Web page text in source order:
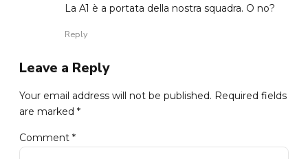
La A1 è a portata della nostra squadra. O no?
Reply
Leave a Reply
Your email address will not be published. Required fields
are marked *
Comment *